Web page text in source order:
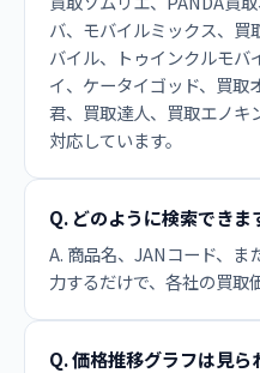
バ、モバイルミックス、買
バイル、トゥインクルモバ
イ、ケータイゴッド、買取
君、買取達人、買取エノキ
対応しています。
Q. どのように検索できま
A. 商品名、JANコード、ま
力するだけで、各社の買取
Q. 価格推移グラフは見ら